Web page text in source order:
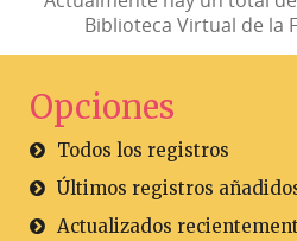
Biblioteca Virtual de la
Opciones
Todos los registros
Últimos registros
Actualizados